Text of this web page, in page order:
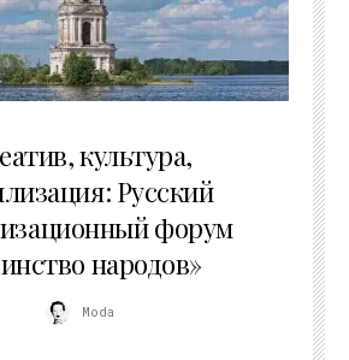
культура,
Русский
форум
народов»
Moda